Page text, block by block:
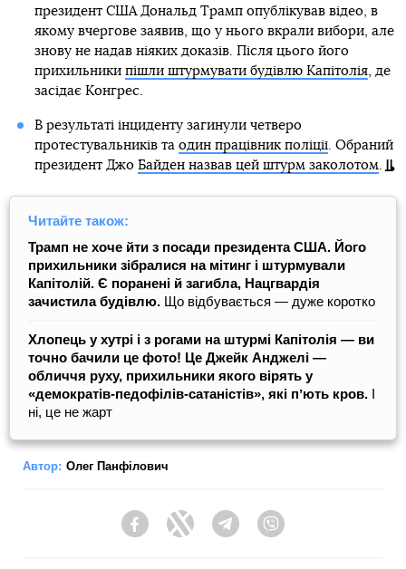
президент США Дональд Трамп опублікував відео, в
якому вчергове заявив, що у нього вкрали вибори, але
знову не надав ніяких доказів. Після цього його
прихильники пішли штурмувати будівлю Капітолія, де
засідає Конгрес.
В результаті інциденту загинули четверо
протестувальників та один працівник поліції. Обраний
президент Джо Байден назвав цей штурм заколотом.
Читайте також:
Трамп не хоче йти з посади президента США. Його
прихильники зібралися на мітинг і штурмували
Капітолій. Є поранені й загибла, Нацгвардія
зачистила будівлю. Що відбувається — дуже коротко
Хлопець у хутрі і з рогами на штурмі Капітолія — ви
точно бачили це фото! Це Джейк Анджелі —
обличчя руху, прихильники якого вірять у
«демократів-педофілів-сатаністів», які пʼють кров. І
ні, це не жарт
Автор: Олег Панфілович
FacebookTwitter Telegram